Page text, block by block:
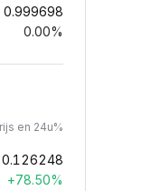
0.999698
0.00%
en 24u%
0.126248
+78.50%